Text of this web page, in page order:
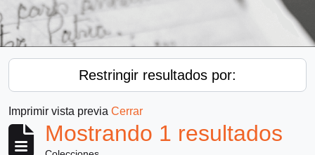
Restringir resultados por:
Imprimir vista previa Cerrar
Mostrando 1 resultados